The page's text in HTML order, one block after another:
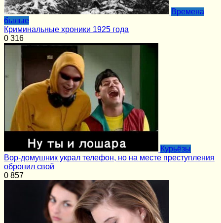
Времена
былые
Криминальные хроники 1925 года
0 316
Курьёзы
Вор-домушник украл телефон, но на месте преступления
обронил свой
0 857